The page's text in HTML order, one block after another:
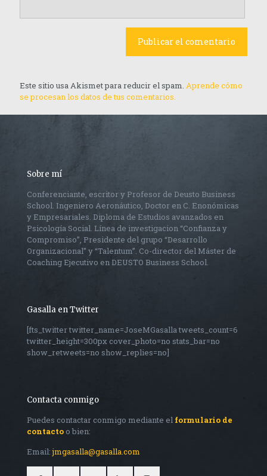
Este sitio usa Akismet para reducir el spam. Aprende cómo
se procesan los datos de tus comentarios.
Sobre mí
Conferenciante, escritor y Profesor de Deusto Business
School. Ingeniero Aeronáutico, Doctor en C. Enonómicas
y Empresariales. Diploma de Estudios avanzados en
Psicología Social. Línea de investigacion “Confianza y
Compromiso”, Presidente del grupo “Desarrollo
Organizacional” y “Talentum”. Co-director del Máster de
Coaching Ejecutivo en DEUSTO Business School.
Gasalla en Twitter
[fts_twitter twitter_name=JoseMGasalla tweets_count=6
twitter_height=300px cover_photo=no stats_bar=no
show_retweets=no show_replies=no]
Contacta conmigo
Puedes contactar conmigo mediante el formulario de
contacto o bien:
Email:jmgasalla@gasalla.com